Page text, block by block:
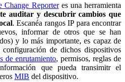
Change Reporteres una herramienta
auditar y descubrir cambios que
. Escanéa rangos IP para encontrar
informar de otros que se han
y lo más importante, es capaz de
de dichos dispositivos
de enrutamiento, permisos, reglas de
que pueda transimitr el
MIB del dispositivo.